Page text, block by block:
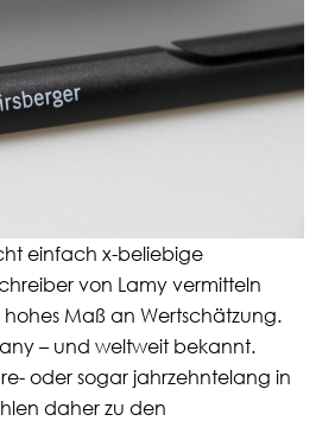
einfach x-beliebige
von Lamy vermitteln
Maß an Wertschätzung.
– und weltweit bekannt.
oder sogar jahrzehntelang in
daher zu den